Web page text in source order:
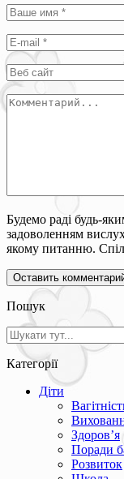
Будемо раді будь-
задоволенням
якому питанню.
Пошук
Категорії
Діти
Здоров’я
Поради
Розвиток